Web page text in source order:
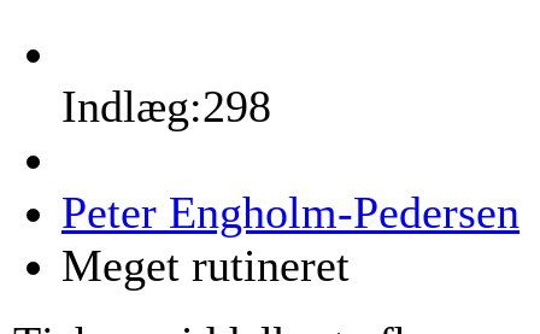
Indlæg:298
Peter Engholm-Pedersen
Meget rutineret